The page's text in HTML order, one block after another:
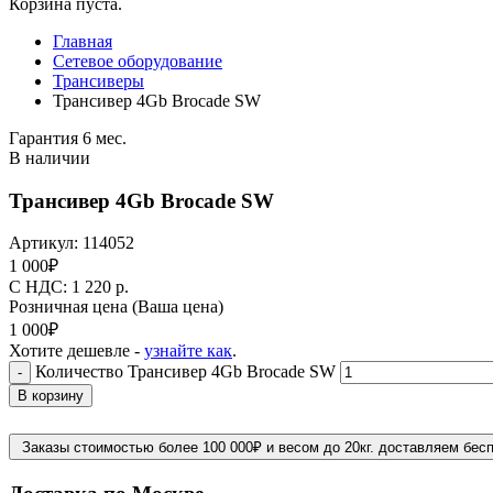
Корзина пуста.
Главная
Сетевое оборудование
Трансиверы
Трансивер 4Gb Brocade SW
Гарантия 6 мес.
В наличии
Трансивер 4Gb Brocade SW
Артикул: 114052
1 000₽
C НДС: 1 220 р.
Розничная цена (Ваша цена)
1 000₽
Хотите дешевле - узнайте как.
- Количество Трансивер 4Gb Brocade SW
В корзину
Заказы стоимостью более 100 000₽ и весом до 20кг. доставляем